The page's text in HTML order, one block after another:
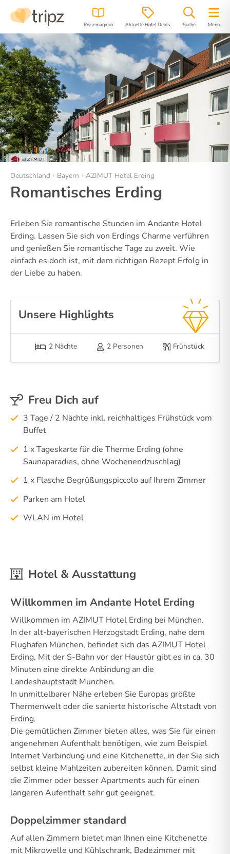
Reisemagazin Aktuelle Hotel Deals Suche Menü
Hotel Bilder Region Lage
Deutschland Bayern AZIMUT Hotel Erding
Romantisches Erding
Erleben Sie romantische Stunden im Andante Hotel
Erding. Lassen Sie sich von Erdings Charme verführen
und genießen Sie romantische Tage zu zweit. Wie
einfach es doch ist, mit dem richtigen Rezept Erfolg in
der Liebe zu haben.
Unsere Highlights
2 Nächte 2 Personen Frühstück
Freu Dich auf
3 Tage / 2 Nächte inkl. reichhaltiges Frühstück vom
Buffet
1 x Tageskarte für die Therme Erding (ohne
Saunaparadies, ohne Wochenendzuschlag)
1 x Flasche Begrüßungspiccolo auf Ihrem Zimmer
Parken am Hotel
WLAN im Hotel
Hotel & Ausstattung
Willkommen im Andante Hotel Erding
Willkommen im AZIMUT Hotel Erding bei München.
In der alt-bayerischen Herzogstadt Erding, nahe dem
Flughafen München, befindet sich das AZIMUT Hotel
Erding. Mit der S-Bahn vor der Haustür gibt es in ca. 30
Minuten eine direkte Anbindung an die
Landeshauptstadt München.
In unmittelbarer Nähe erleben Sie Europas größte
Thermenwelt oder die sanierte historische Altstadt von
Erding.
Die gemütlichen Zimmer bieten alles, was Sie für einen
angenehmen Aufenthalt benötigen, wie zum Beispiel
Internet Verbindung und eine Kitchenette, in der Sie sich
selbst kleine Mahlzeiten zubereiten können. Damit sind
die Zimmer oder besser Apartments auch für einen
längeren Aufenthalt sehr gut geeignet.
Doppelzimmer standard
Auf allen Zimmern bietet man Ihnen eine Kitchenette
mit Mikrowelle und Kühlschrank, Badezimmer mit